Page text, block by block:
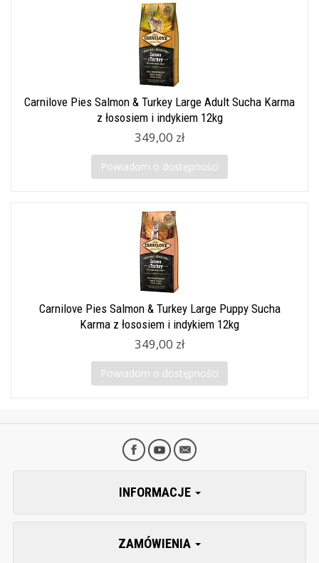
Carnilove Pies Salmon & Turkey Large Adult Sucha Karma
z łososiem i indykiem 12kg
349,00 zł
Powiadom o dostępności
Carnilove Pies Salmon & Turkey Large Puppy Sucha
Karma z łososiem i indykiem 12kg
349,00 zł
Powiadom o dostępności
INFORMACJE
ZAMÓWIENIA